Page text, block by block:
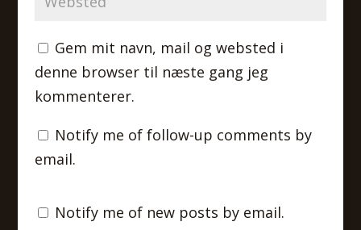
Gem mit navn, mail og websted i
denne browser til næste gang jeg
kommenterer.
Notify me of follow-up comments by
email.
Notify me of new posts by email.